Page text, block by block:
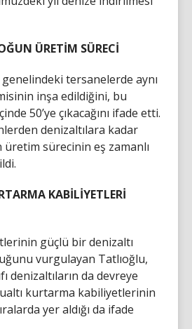
ÜRETİM SÜRECİ
tersanelerde aynı
inşa edildiğini, bu
50’ye çıkacağını ifade etti.
denizaltılara kadar
sürecinin eş zamanlı
KABİLİYETLERİ
güçlü bir denizaltı
vurgulayan Tatlıoğlu,
denizaltıların da devreye
kurtarma kabiliyetlerinin
yer aldığı da ifade